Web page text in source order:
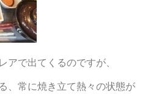
アで出てくるのですが、
、常に焼き立て熱々の状態が